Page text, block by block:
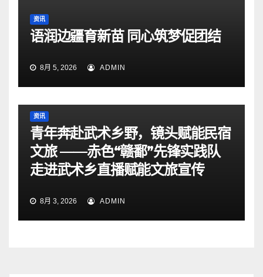
资讯
语润边疆育新苗 同心筑梦促团结
8月 5, 2026 ADMIN
资讯
青年奔赴武术乡野，镜头赋能民宿
文旅 ——赤色“赣鄱”先锋实践队
走进武术乡直播赋能文旅宣传
8月 3, 2026 ADMIN